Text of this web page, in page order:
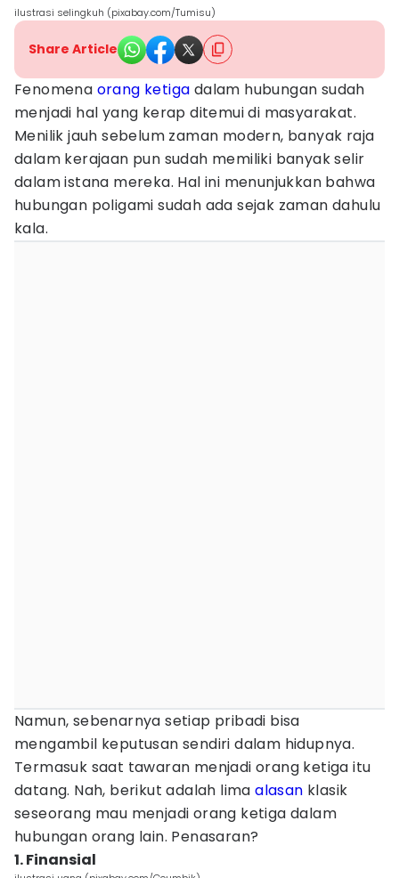
ilustrasi selingkuh (pixabay.com/Tumisu)
Share Article
Fenomena orang ketiga dalam hubungan sudah
menjadi hal yang kerap ditemui di masyarakat.
Menilik jauh sebelum zaman modern, banyak raja
dalam kerajaan pun sudah memiliki banyak selir
dalam istana mereka. Hal ini menunjukkan bahwa
hubungan poligami sudah ada sejak zaman dahulu
kala.
Namun, sebenarnya setiap pribadi bisa
mengambil keputusan sendiri dalam hidupnya.
Termasuk saat tawaran menjadi orang ketiga itu
datang. Nah, berikut adalah limaalasan klasik
seseorang mau menjadi orang ketiga dalam
hubungan orang lain. Penasaran?
1. Finansial